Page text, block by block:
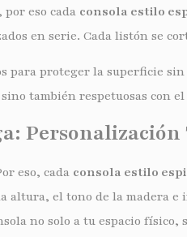
eso cada consola estilo
en serie. Cada listón se
para proteger la superficie
también respetuosas con
eso, cada consola estilo
altura, el tono de la madera
no solo a tu espacio